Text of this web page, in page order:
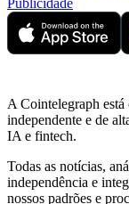
Publicidade
A Cointelegraph
independente e de
IA e fintech.
Todas as notícias,
independência e
nossos padrões e